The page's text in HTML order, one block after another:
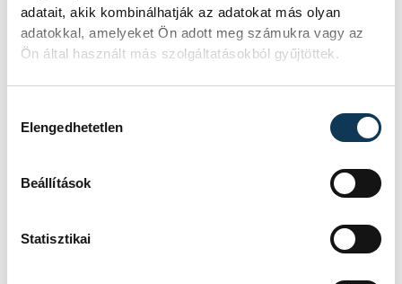
adatait, akik kombinálhatják az adatokat más olyan
adatokkal, amelyeket Ön adott meg számukra vagy az
Ön által használt más szolgáltatásokból gyűjtöttek.
Elengedhetetlen
Beállítások
Statisztikai